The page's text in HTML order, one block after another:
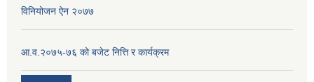
विनियोजन ऐन २०७७
आ.व.२०७५-७६ को बजेट नित्ति र कार्यक्रम